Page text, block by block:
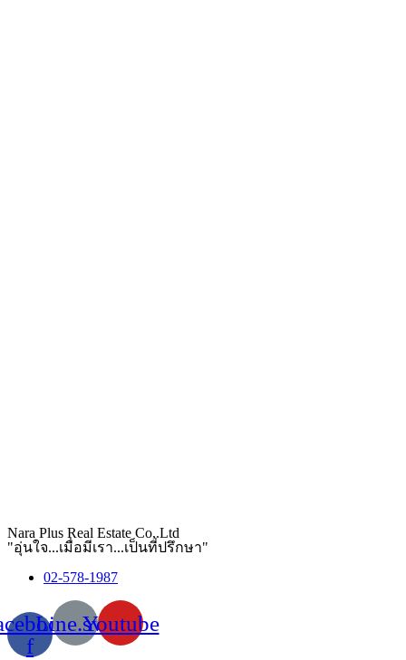
Nara Plus Real Estate Co,.Ltd
"อุ่นใจ...เมื่อมีเรา...เป็นที่ปรึกษา"
02-578-1987
f
Line.svgYoutube